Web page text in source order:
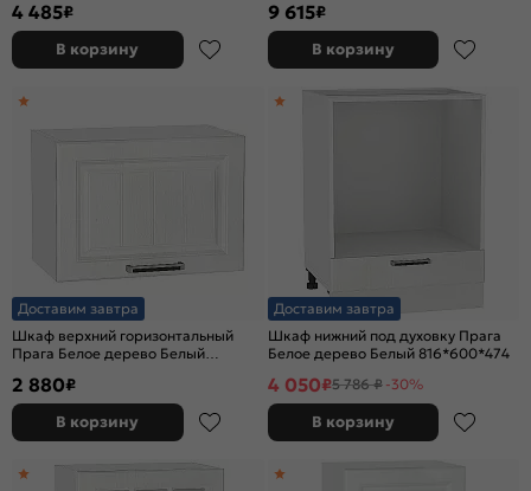
4 485₽
В корзину
9 615₽
В корзину
Доставим завтра
Шкаф верхний горизонтальный
Прага Белое дерево Белый
2 880₽
В корзину
Доставим завтра
Шкаф нижний под духовку Прага
Белое дерево Белый 816*600*474
4 050₽5 786 ₽ -30%
В корзину